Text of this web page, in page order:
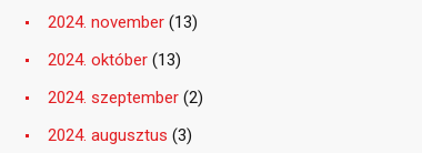
2024. november (13)
2024. október (13)
2024. szeptember (2)
2024. augusztus (3)